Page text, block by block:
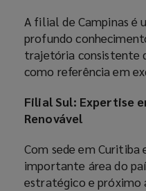
A filial de Campinas é
profundo
trajetória consistente
como referência em
Filial Sul: Expertise
Renovável
Com sede em
importante área do
estratégico e próximo